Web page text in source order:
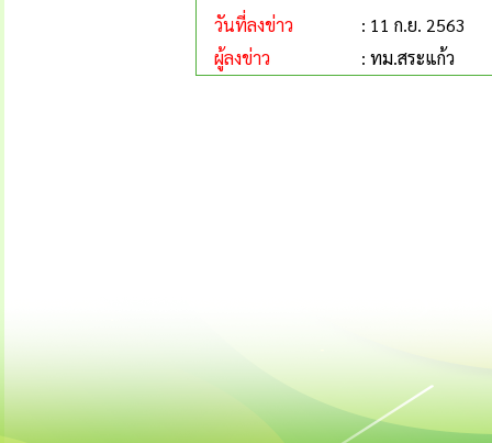
วันที่ลงข่าว
: 11 ก.ย. 2563
ผู้ลงข่าว
: ทม.สระแก้ว